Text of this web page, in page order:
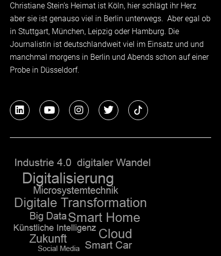
Christiane Stein’s Heimat ist Köln, hier schlägt ihr Herz
aber sie ist genauso viel in Berlin unterwegs. Aber egal ob
in Stuttgart, München, Leipzig oder Hamburg. Die
Journalistin ist deutschlandweit viel im Einsatz und und
manchmal morgens in Berlin und Abends schon auf einer
Probe in Düsseldorf.
L
i
i
n
Y
o
e
I
n
r
a
m
T
w
r